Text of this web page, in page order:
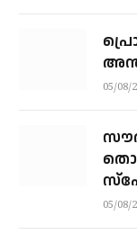
05/08/
05/08/